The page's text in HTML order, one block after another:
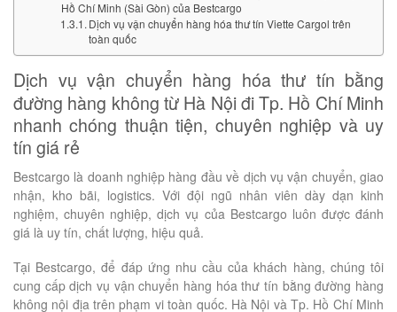
Hồ Chí Minh (Sài Gòn) của Bestcargo
Dịch vụ vận chuyển hàng hóa thư tín Viette Cargol trên
toàn quốc
Dịch vụ vận chuyển hàng hóa thư tín bằng
đường hàng không từ Hà Nội đi Tp. Hồ Chí Minh
nhanh chóng thuận tiện, chuyên nghiệp và uy
tín giá rẻ
Bestcargo là doanh nghiệp hàng đầu về dịch vụ vận chuyển, giao
nhận, kho bãi, logistics. Với đội ngũ nhân viên dày dạn kinh
nghiệm, chuyên nghiệp, dịch vụ của Bestcargo luôn được đánh
giá là uy tín, chất lượng, hiệu quả.
Tại Bestcargo, để đáp ứng nhu cầu của khách hàng, chúng tôi
cung cấp dịch vụ vận chuyển hàng hóa thư tín bằng đường hàng
không nội địa trên phạm vi toàn quốc. Hà Nội và Tp. Hồ Chí Minh